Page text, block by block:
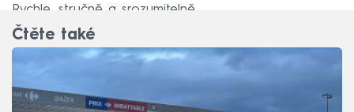
Rychle, stručně a srozumitelně.
Čtěte také